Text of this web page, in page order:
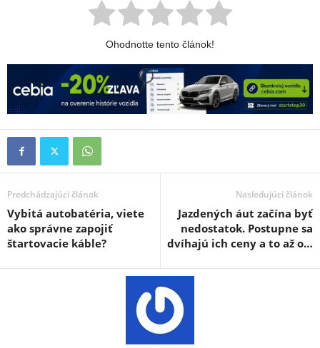
Ohodnotte tento článok!
Predchádzajúci článok
Vybitá autobatéria, viete
ako správne zapojiť
štartovacie káble?
Nasledujúci článok
Jazdených áut začína byť
nedostatok. Postupne sa
dvíhajú ich ceny a to až o…